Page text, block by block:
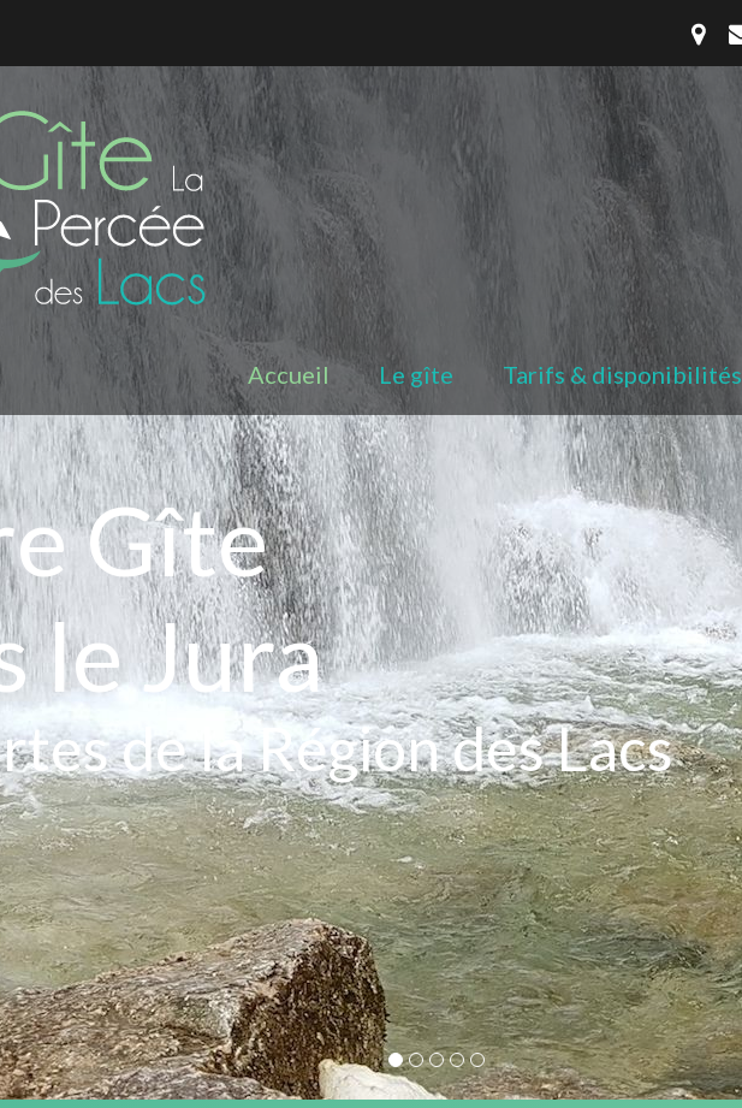
Gîte
le Jura
de la Région des Lacs
Accueil Le gîte Tarifs & disponibilités